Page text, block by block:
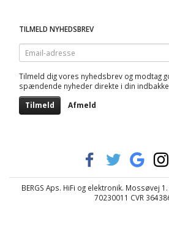
TILMELD NYHEDSBREV
Email-
adresse
Tilmeld dig vores nyhedsbrev og modtag
spændende nyheder direkte i din
Tilmeld Afmeld
BERGS Aps. HiFi og elektronik. Mossøvej
70230011 CVR